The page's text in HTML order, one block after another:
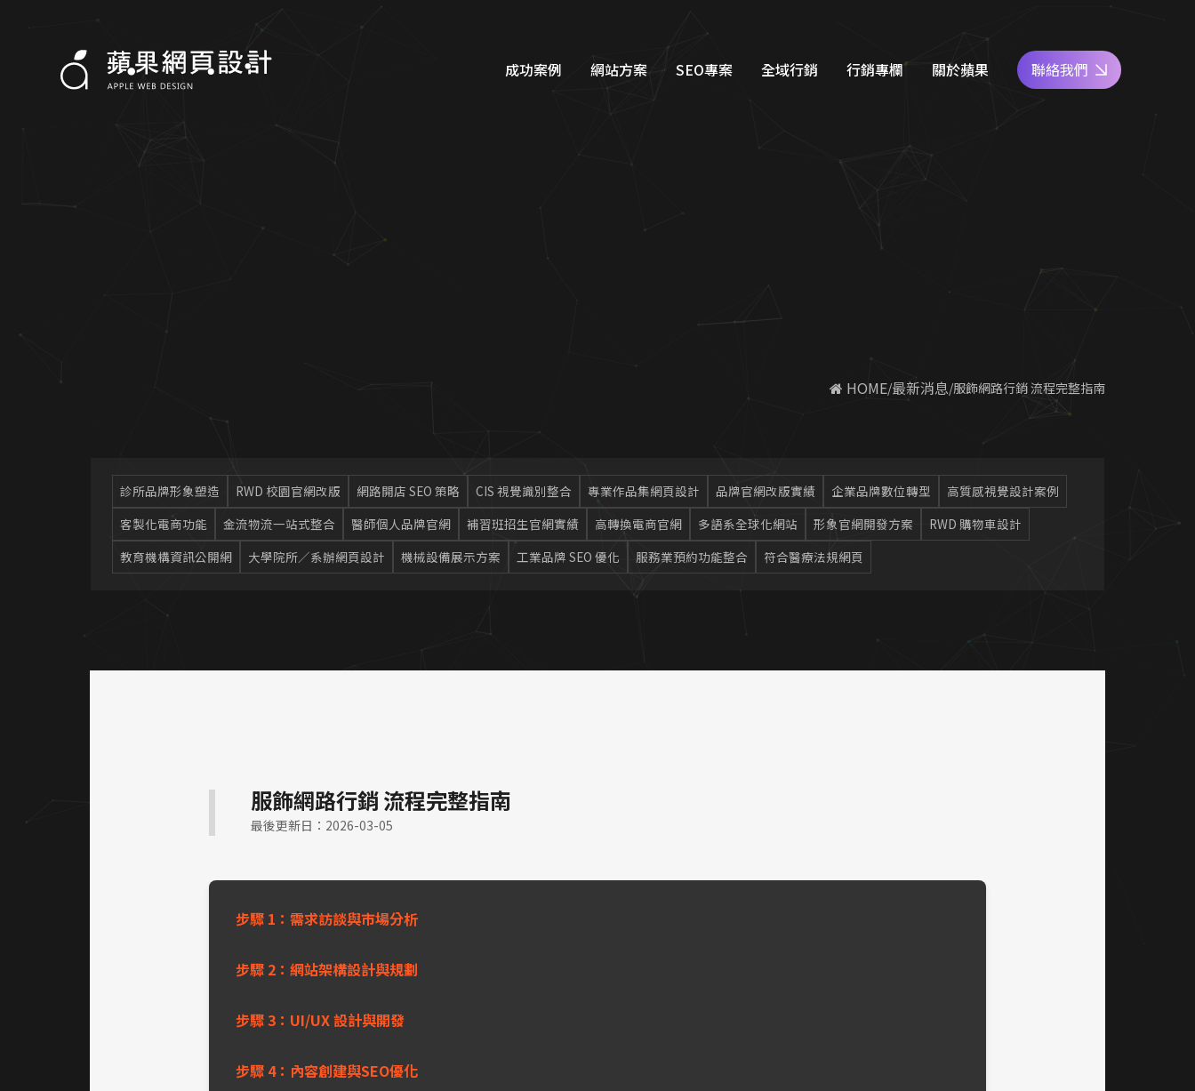
成功案例
醫美醫療網站設計
網站方案 SEO專案 全域行銷
Google商家經營
行銷專欄
社群經營技巧
關於蘋果 聯絡我們
HOME 最新消息 服飾網路行銷 流程完整指南
診所品牌形象塑造 RWD 校園官網改版 網路開店 SEO 策略 CIS 視覺識別整合 專業作品集網頁設計 品牌官網改版實績 企業品牌數位轉型
高質感視覺設計案例
客製化電商功能
金流物流一站式整合 醫師個人品牌官網 補習班招生官網實績 高轉換電商官網 多語系全球化網站 形象官網開發方案
RWD 購物車設計
教育機構資訊公開網
大學院所／系辦網頁設計 機械設備展示方案 工業品牌 SEO 優化 服務業預約功能整合 符合醫療法規網頁
服飾網路行銷 流程完整指南
最後更新日：2026-03-05
步驟 1：需求訪談與市場分析
步驟 2：網站架構設計與規劃
步驟 3：UI/UX 設計與開發
步驟 4：內容創建與SEO優化